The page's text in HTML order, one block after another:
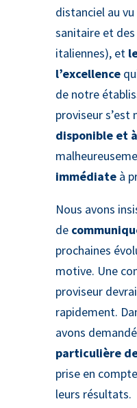
distanciel au
sanitaire et
italiennes), et
l’excellence
de notre
proviseur s’est
disponible et
immédiateà
Nous avons
de
prochaines
motive. Une
proviseur
rapidement.
avons
particulière
prise en
leurs résultats.